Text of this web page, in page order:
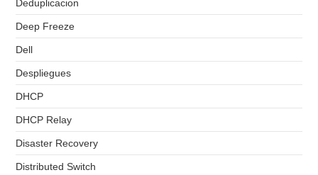
Deduplicacion
Deep Freeze
Dell
Despliegues
DHCP
DHCP Relay
Disaster Recovery
Distributed Switch